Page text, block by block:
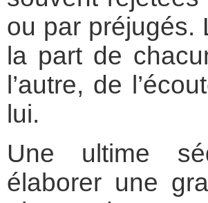
ou par préjugés.
la part de
l’autre, de
lui.
Une ultime
élaborer une